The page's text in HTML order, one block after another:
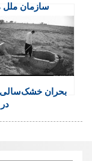
سازمان ملل
ایران زندانیان
دوتابعیتی را
بحران